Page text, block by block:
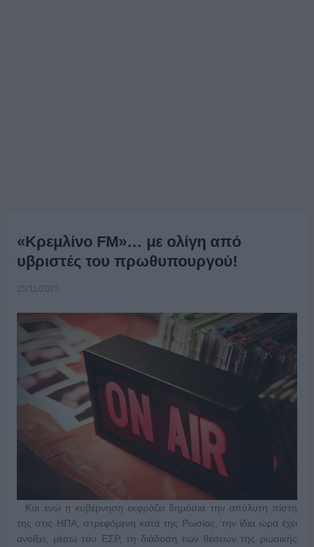
«Κρεμλίνο FM»… με ολίγη από
υβριστές του πρωθυπουργού!
25/11/2025
Και ενώ η κυβέρνηση εκφράζει δημόσια την απόλυτη πίστη
της στις ΗΠΑ, στρεφόμενη κατά της Ρωσίας, την ίδια ώρα έχει
ανοίξει, μέσω του ΕΣΡ, τη διάδοση των θέσεων της ρωσικής